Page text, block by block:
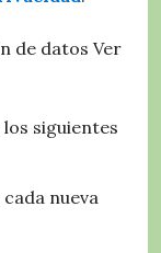
de datos Ver
siguientes
nueva